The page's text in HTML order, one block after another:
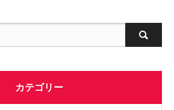
カテゴリー